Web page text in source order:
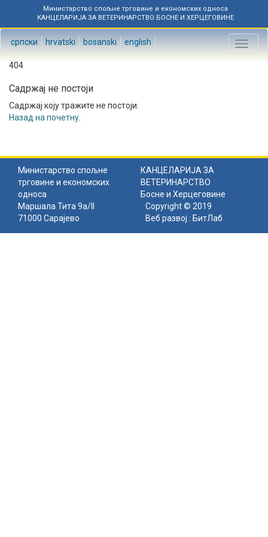
Министарство спољне трговине и економских односа
КАНЦЕЛАРИЈА ЗА ВЕТЕРИНАРСТВО БОСНЕ И ХЕРЦЕГОВИНЕ
српски hrvatski bosanski english
Toggle
404
Садржај не постоји
Садржај коју тражите не постоји.
Назад на почетну
Министарство спољне
трговине и економских
односа
КАНЦЕЛАРИЈА ЗА
ВЕТЕРИНАРСТВО
Босне и Херцеговине
Маршала Тита 9а/II
71000 Сарајево
Copyright © 2019
Веб развој : БитЛаб